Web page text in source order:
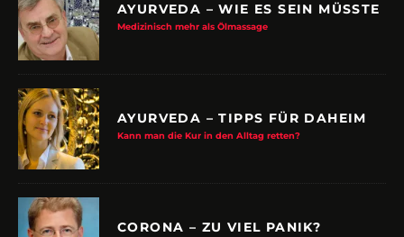
AYURVEDA – WIE ES SEIN MÜSSTE
Medizinisch mehr als Ölmassage
AYURVEDA – TIPPS FÜR DAHEIM
Kann man die Kur in den Alltag retten?
CORONA – ZU VIEL PANIK?